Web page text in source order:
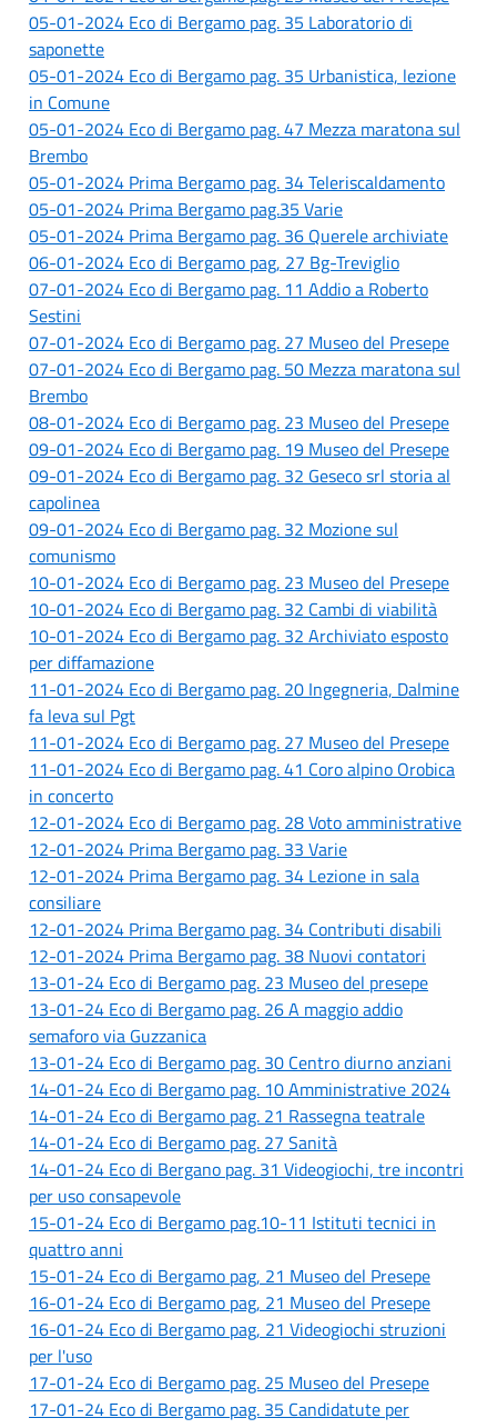
05-01-2024 Eco di Bergamo pag. 35 Laboratorio di
saponette
05-01-2024 Eco di Bergamo pag. 35 Urbanistica, lezione
in Comune
05-01-2024 Eco di Bergamo pag. 47 Mezza maratona sul
Brembo
05-01-2024 Prima Bergamo pag. 34 Teleriscaldamento
05-01-2024 Prima Bergamo pag.35 Varie
05-01-2024 Prima Bergamo pag. 36 Querele archiviate
06-01-2024 Eco di Bergamo pag, 27 Bg-Treviglio
07-01-2024 Eco di Bergamo pag. 11 Addio a Roberto
Sestini
07-01-2024 Eco di Bergamo pag. 27 Museo del Presepe
07-01-2024 Eco di Bergamo pag. 50 Mezza maratona sul
Brembo
08-01-2024 Eco di Bergamo pag. 23 Museo del Presepe
09-01-2024 Eco di Bergamo pag. 19 Museo del Presepe
09-01-2024 Eco di Bergamo pag. 32 Geseco srl storia al
capolinea
09-01-2024 Eco di Bergamo pag. 32 Mozione sul
comunismo
10-01-2024 Eco di Bergamo pag. 23 Museo del Presepe
10-01-2024 Eco di Bergamo pag. 32 Cambi di viabilità
10-01-2024 Eco di Bergamo pag. 32 Archiviato esposto
per diffamazione
11-01-2024 Eco di Bergamo pag. 20 Ingegneria, Dalmine
fa leva sul Pgt
11-01-2024 Eco di Bergamo pag. 27 Museo del Presepe
11-01-2024 Eco di Bergamo pag. 41 Coro alpino Orobica
in concerto
12-01-2024 Eco di Bergamo pag. 28 Voto amministrative
12-01-2024 Prima Bergamo pag. 33 Varie
12-01-2024 Prima Bergamo pag. 34 Lezione in sala
consiliare
12-01-2024 Prima Bergamo pag. 34 Contributi disabili
12-01-2024 Prima Bergamo pag. 38 Nuovi contatori
13-01-24 Eco di Bergamo pag. 23 Museo del presepe
13-01-24 Eco di Bergamo pag. 26 A maggio addio
semaforo via Guzzanica
13-01-24 Eco di Bergamo pag. 30 Centro diurno anziani
14-01-24 Eco di Bergamo pag. 10 Amministrative 2024
14-01-24 Eco di Bergamo pag. 21 Rassegna teatrale
14-01-24 Eco di Bergamo pag. 27 Sanità
14-01-24 Eco di Bergano pag. 31 Videogiochi, tre incontri
per uso consapevole
15-01-24 Eco di Bergamo pag.10-11 Istituti tecnici in
quattro anni
15-01-24 Eco di Bergamo pag, 21 Museo del Presepe
16-01-24 Eco di Bergamo pag, 21 Museo del Presepe
16-01-24 Eco di Bergamo pag, 21 Videogiochi struzioni
per l'uso
17-01-24 Eco di Bergamo pag. 25 Museo del Presepe
17-01-24 Eco di Bergamo pag. 35 Candidatute per